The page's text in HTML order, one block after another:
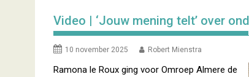
Video | ‘Jouw mening telt’ over
10 november 2025 Robert Mienstra
Ramona le Roux ging voor Omroep Almere de